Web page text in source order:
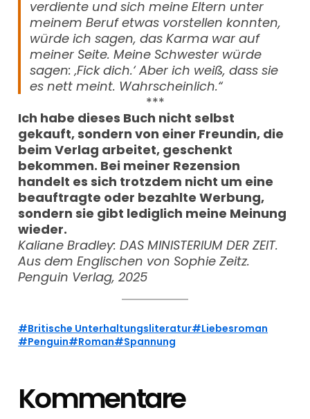
verdiente und sich meine Eltern unter
meinem Beruf etwas vorstellen konnten,
würde ich sagen, das Karma war auf
meiner Seite. Meine Schwester würde
sagen: ‚Fick dich.‘ Aber ich weiß, dass sie
es nett meint. Wahrscheinlich.“
***
Ich habe dieses Buch nicht selbst
gekauft, sondern von einer Freundin, die
beim Verlag arbeitet, geschenkt
bekommen. Bei meiner Rezension
handelt es sich trotzdem nicht um eine
beauftragte oder bezahlte Werbung,
sondern sie gibt lediglich meine Meinung
wieder.
Kaliane Bradley: DAS MINISTERIUM DER ZEIT.
Aus dem Englischen von Sophie Zeitz.
Penguin Verlag, 2025
Britische Unterhaltungsliteratur
Liebesroman
Penguin
Roman Spannung
Kommentare